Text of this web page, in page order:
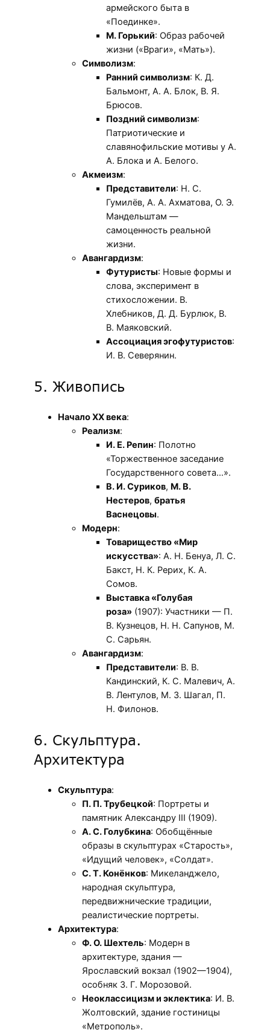
армейского быта в
«Поединке».
М. Горький: Образ рабочей
жизни («Враги», «Мать»).
Символизм:
Ранний символизм: К. Д.
Бальмонт, А. А. Блок, В. Я.
Брюсов.
Поздний символизм:
Патриотические и
славянофильские мотивы у А.
А. Блока и А. Белого.
Акмеизм:
Представители: Н. С.
Гумилёв, А. А. Ахматова, О. Э.
Мандельштам —
самоценность реальной
жизни.
Авангардизм:
Футуристы: Новые формы и
слова, эксперимент в
стихосложении. В.
Хлебников, Д. Д. Бурлюк, В.
В. Маяковский.
Ассоциация эгофутуристов:
И. В. Северянин.
5. Живопись
Начало XX века:
Реализм:
И. Е. Репин: Полотно
«Торжественное заседание
Государственного совета…».
В. И. Суриков, М. В.
Нестеров, братья
Васнецовы.
Модерн:
Товарищество «Мир
искусства»: А. Н. Бенуа, Л. С.
Бакст, Н. К. Рерих, К. А.
Сомов.
Выставка «Голубая
роза» (1907): Участники — П.
В. Кузнецов, Н. Н. Сапунов, М.
С. Сарьян.
Авангардизм:
Представители: В. В.
Кандинский, К. С. Малевич, А.
В. Лентулов, М. З. Шагал, П.
Н. Филонов.
6. Скульптура.
Архитектура
Скульптура:
П. П. Трубецкой: Портреты и
памятник Александру III (1909).
А. С. Голубкина: Обобщённые
образы в скульптурах «Старость»,
«Идущий человек», «Солдат».
С. Т. Конёнков: Микеланджело,
народная скульптура,
передвижнические традиции,
реалистические портреты.
Архитектура:
Ф. О. Шехтель: Модерн в
архитектуре, здания —
Ярославский вокзал (1902—1904),
особняк З. Г. Морозовой.
Неоклассицизм и эклектика: И. В.
Жолтовский, здание гостиницы
«Метрополь».